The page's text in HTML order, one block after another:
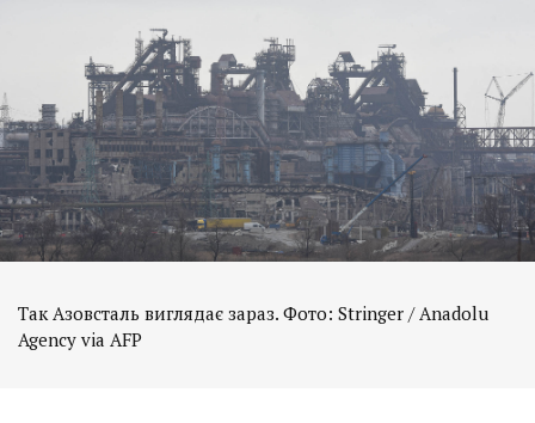
Так Азовсталь виглядає зараз. Фото: Stringer / Anadolu
Agency via AFP